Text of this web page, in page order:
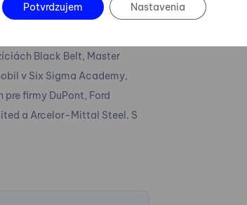
Black Belt (MBB)
20 rokov vo firme
Black Belt, Master
v Six Sigma Academy,
firmy DuPont, Ford
a Arcelor-Mittal Steel. S
Potvrdzujem Nastavenia